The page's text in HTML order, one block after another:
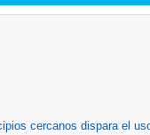
cercanos dispara el